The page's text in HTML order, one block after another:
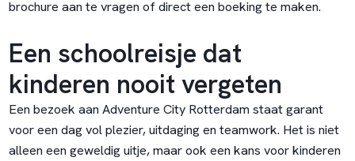
brochure aan te vragen of direct een boeking te maken.
Een schoolreisje dat
kinderen nooit vergeten
Een bezoek aan Adventure City Rotterdam staat garant
voor een dag vol plezier, uitdaging en teamwork. Het is niet
alleen een geweldig uitje, maar ook een kans voor kinderen